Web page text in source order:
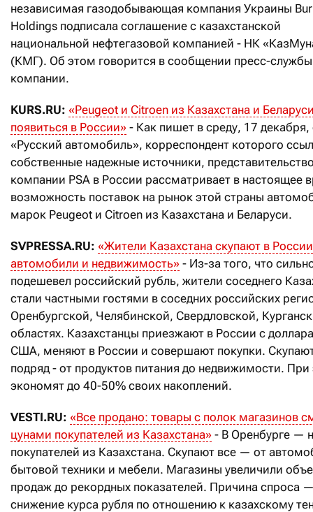
независимая газодобывающая компания Украины
Holdings подписала соглашение с казахстанской
национальной нефтегазовой компанией - НК
(КМГ). Об этом говорится в сообщении пресс-службы
компании.
KURS.RU: «Peugeot и Citroen из Казахстана и
появиться в России» - Как пишет в среду, 17 декабря,
«Русский автомобиль», корреспондент которого
собственные надежные источники,
компании PSA в России рассматривает в настоящее
возможность поставок на рынок этой страны
марок Peugeot и Citroen из Казахстана и Беларуси.
SVPRESSA.RU: «Жители Казахстана скупают в России
автомобили и недвижимость» - Из-за того, что
подешевел российский рубль, жители соседнего
стали частными гостями в соседних российских
Оренбургской, Челябинской, Свердловской,
областях. Казахстанцы приезжают в России с
США, меняют в России и совершают покупки.
подряд - от продуктов питания до недвижимости.
экономят до 40-50% своих накоплений.
VESTI.RU: «Все продано: товары с полок магазинов
цунами покупателей из Казахстана» - В Оренбурге —
покупателей из Казахстана. Скупают все — от
бытовой техники и мебели. Магазины увеличили
продаж до рекордных показателей. Причина спроса
снижение курса рубля по отношению к казахскому